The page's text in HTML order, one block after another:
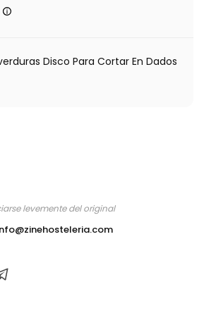
Disco Para Cortar En Dados
levemente del original